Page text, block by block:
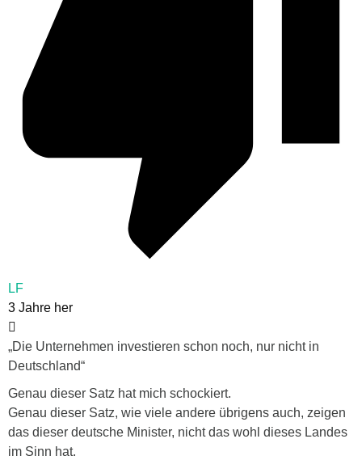
LF
3 Jahre her
„Die Unternehmen investieren schon noch, nur nicht in
Deutschland“
Genau dieser Satz hat mich schockiert.
Genau dieser Satz, wie viele andere übrigens auch, zeigen
das dieser deutsche Minister, nicht das wohl dieses Landes
im Sinn hat.